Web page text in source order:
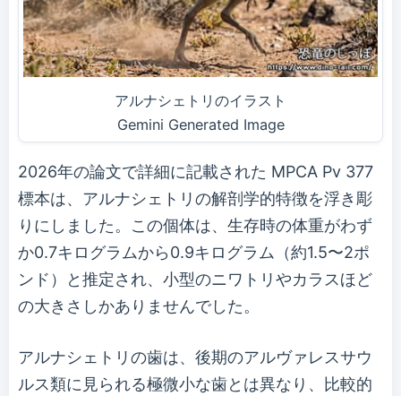
アルナシェトリのイラスト
Gemini Generated Image
2026年の論文で詳細に記載された MPCA Pv 377
標本は、アルナシェトリの解剖学的特徴を浮き彫
りにしました。この個体は、生存時の体重がわず
か0.7キログラムから0.9キログラム（約1.5〜2ポ
ンド）と推定され、小型のニワトリやカラスほど
の大きさしかありませんでした。
アルナシェトリの歯は、後期のアルヴァレスサウ
ルス類に見られる極微小な歯とは異なり、比較的